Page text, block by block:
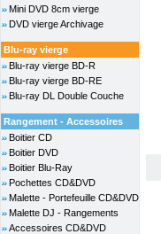
Mini DVD 8cm vierge
DVD vierge Archivage
Blu-ray vierge
Blu-ray vierge BD-R
Blu-ray vierge BD-RE
Blu-ray DL Double Couche
Rangement - Accessoires
Boitier CD
Boitier DVD
Boitier Blu-Ray
Pochettes CD&DVD
Malette - Portefeuille CD&DVD
Malette DJ - Rangements
Accessoires CD&DVD